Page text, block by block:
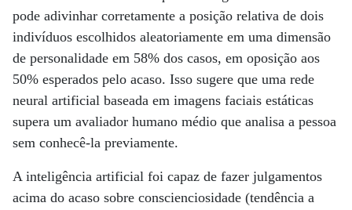
pode adivinhar corretamente a posição relativa de dois
indivíduos escolhidos aleatoriamente em uma dimensão
de personalidade em 58% dos casos, em oposição aos
50% esperados pelo acaso. Isso sugere que uma rede
neural artificial baseada em imagens faciais estáticas
supera um avaliador humano médio que analisa a pessoa
sem conhecê-la previamente.
A inteligência artificial foi capaz de fazer julgamentos
acima do acaso sobre conscienciosidade (tendência a